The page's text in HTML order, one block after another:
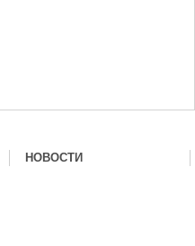
НОВОСТИ